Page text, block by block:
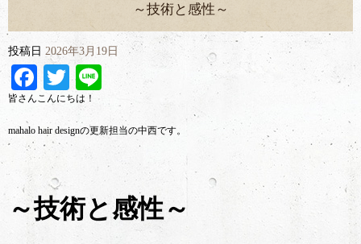
～技術と感性～
投稿日 2026年3月19日
Facebook
Twitter
Line
皆さんこんにちは！
mahalo hair designの更新担当の中西です。
～技術と感性～